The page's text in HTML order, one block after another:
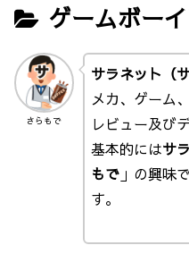
ゲームボー
さらもで
サラネット（
メカ、ゲーム
レビュー及び
基本的にはサ
もで」の興味
す。